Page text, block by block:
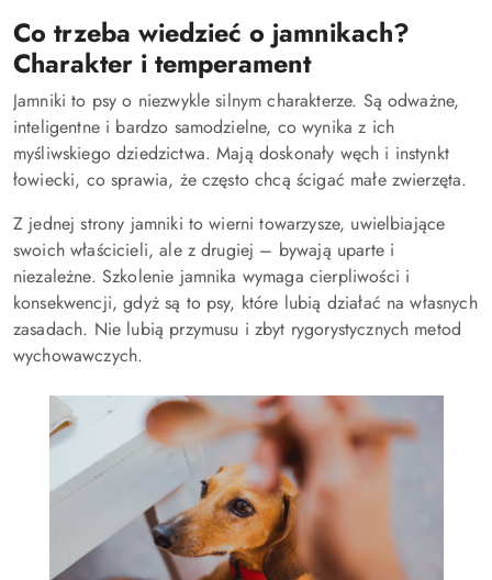
Co trzeba wiedzieć o jamnikach?
Charakter i temperament
Jamniki to psy o niezwykle silnym charakterze. Są odważne,
inteligentne i bardzo samodzielne, co wynika z ich
myśliwskiego dziedzictwa. Mają doskonały węch i instynkt
łowiecki, co sprawia, że często chcą ścigać małe zwierzęta.
Z jednej strony jamniki to wierni towarzysze, uwielbiające
swoich właścicieli, ale z drugiej – bywają uparte i
niezależne. Szkolenie jamnika wymaga cierpliwości i
konsekwencji, gdyż są to psy, które lubią działać na własnych
zasadach. Nie lubią przymusu i zbyt rygorystycznych metod
wychowawczych.